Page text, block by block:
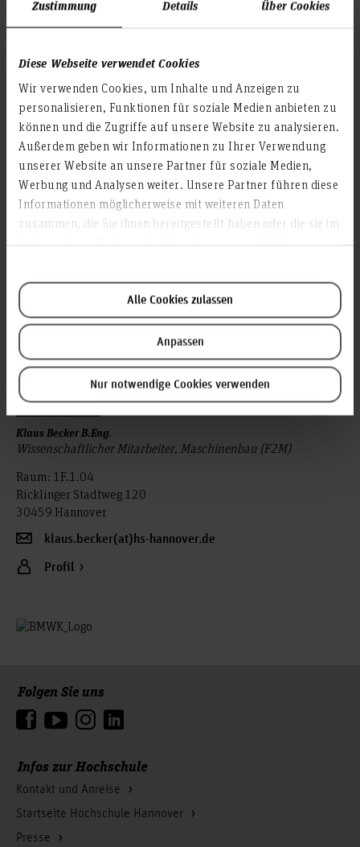
Zustimmung Details Über Cookies
Diese Webseite verwendet Cookies
Wir verwenden Cookies, um Inhalte und Anzeigen zu
personalisieren, Funktionen für soziale Medien anbieten zu
können und die Zugriffe auf unsere Website zu analysieren.
Außerdem geben wir Informationen zu Ihrer Verwendung
unserer Website an unsere Partner für soziale Medien,
Werbung und Analysen weiter. Unsere Partner führen diese
Informationen möglicherweise mit weiteren Daten
zusammen, die Sie ihnen bereitgestellt haben oder die sie im
Alle Cookies zulassen
Anpassen
Nur notwendige Cookies verwenden
Stefan Düttmann
Wissenschaftlicher Mitarbeiter
Raum: 1F.1.04
Ricklinger Stadtweg 120
30459 Hannover
Klaus Becker B.Eng.
Wissenschaftlicher Mitarbeiter, Maschinenbau (F2M)
Raum: 1F.1.04
Ricklinger Stadtweg 120
30459 Hannover
klaus.becker(at)hs-hannover.de
Profil
Infos zur Hochschule
Kontakt und Anreise
Startseite Hochschule Hannover
Presse
Folgen Sie uns